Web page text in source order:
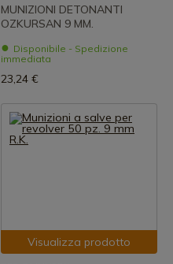
MUNIZIONI DETONANTI
OZKURSAN 9 MM.
Disponibile - Spedizione
immediata
23,24 €
Visualizza prodotto